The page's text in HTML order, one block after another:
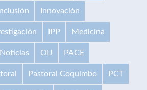
Inclusión Innovación
IPP Medicina
Noticias OIJ PACE
Pastoral Coquimbo PCT